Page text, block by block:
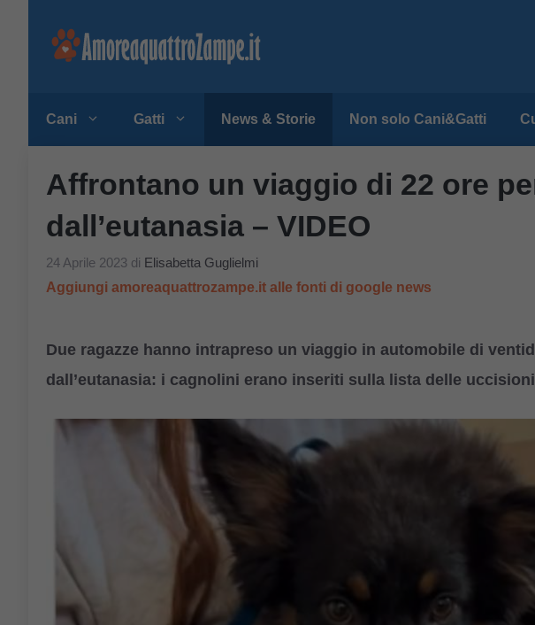
Cani Gatti News & Storie Non solo Cani&Gatti
Affrontano un viaggio di 22 ore
dall’eutanasia – VIDEO
24 Aprile 2023 di Elisabetta Guglielmi
Aggiungi amoreaquattrozampe.it alle fonti di google news
Due ragazze hanno intrapreso un viaggio in automobile di
dall’eutanasia: i cagnolini erano inseriti sulla lista delle